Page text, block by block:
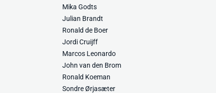
Mika Godts
Julian Brandt
Ronald de Boer
Jordi Cruijff
Marcos Leonardo
John van den Brom
Ronald Koeman
Sondre Ørjasæter